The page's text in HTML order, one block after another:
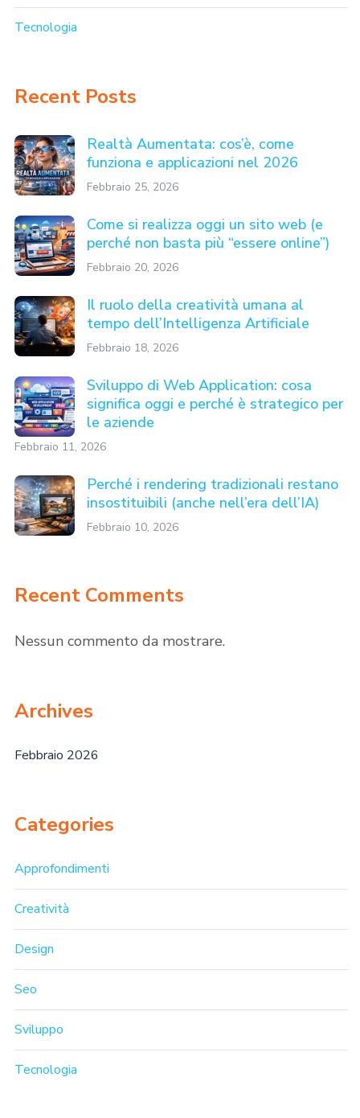
Tecnologia
Recent Posts
Realtà Aumentata: cos’è, come
funziona e applicazioni nel 2026
Febbraio 25, 2026
Come si realizza oggi un sito web (e
perché non basta più “essere online”)
Febbraio 20, 2026
Il ruolo della creatività umana al
tempo dell’Intelligenza Artificiale
Febbraio 18, 2026
Sviluppo di Web Application: cosa
significa oggi e perché è strategico per
le aziende
Febbraio 11, 2026
Perché i rendering tradizionali restano
insostituibili (anche nell’era dell’IA)
Febbraio 10, 2026
Recent Comments
Nessun commento da mostrare.
Archives
Febbraio 2026
Categories
Approfondimenti
Creatività
Design
Seo
Sviluppo
Tecnologia